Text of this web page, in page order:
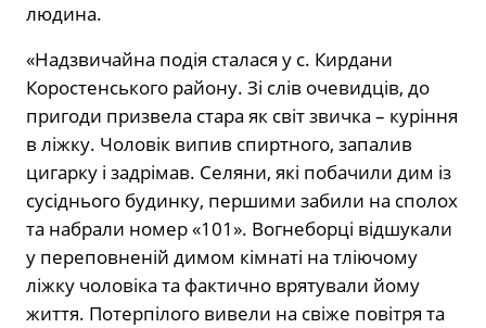
людина.
«Надзвичайна подія сталася у с. Кирдани
Коростенського району. Зі слів очевидців, до
пригоди призвела стара як світ звичка – куріння
в ліжку. Чоловік випив спиртного, запалив
цигарку і задрімав. Селяни, які побачили дим із
сусіднього будинку, першими забили на сполох
та набрали номер «101». Вогнеборці відшукали
у переповненій димом кімнаті на тліючому
ліжку чоловіка та фактично врятували йому
життя. Потерпілого вивели на свіже повітря та